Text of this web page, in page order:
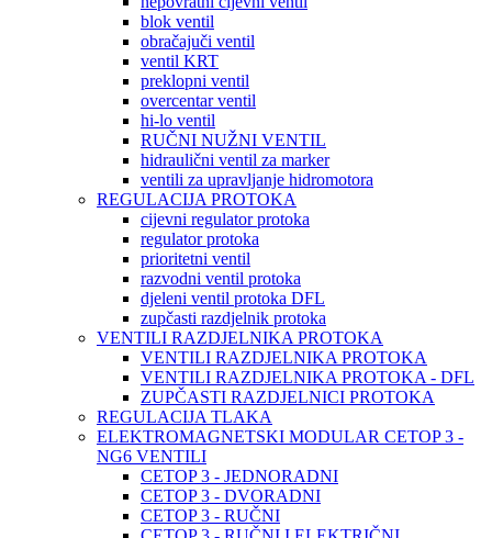
blok ventil
obračajuči ventil
ventil KRT
preklopni ventil
overcentar ventil
hi-lo ventil
RUČNI NUŽNI VENTIL
hidraulični ventil za marker
ventili za upravljanje hidromotora
REGULACIJA PROTOKA
cijevni regulator protoka
regulator protoka
prioritetni ventil
razvodni ventil protoka
djeleni ventil protoka DFL
zupčasti razdjelnik protoka
VENTILI RAZDJELNIKA PROTOKA
VENTILI RAZDJELNIKA PROTOKA
VENTILI RAZDJELNIKA PROTOKA - DFL
ZUPČASTI RAZDJELNICI PROTOKA
REGULACIJA TLAKA
ELEKTROMAGNETSKI MODULAR CETOP 3 -
NG6 VENTILI
CETOP 3 - JEDNORADNI
CETOP 3 - DVORADNI
CETOP 3 - RUČNI